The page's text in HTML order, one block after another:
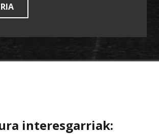
interesgarriak: